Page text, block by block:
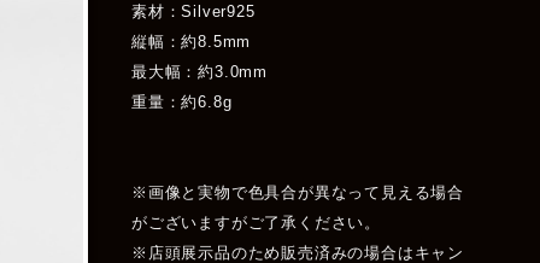
素材：Silver925
縦幅：約8.5mm
最大幅：約3.0mm
重量：約6.8g
※画像と実物で色具合が異なって見える場合
がございますがご了承ください。
※店頭展示品のため販売済みの場合はキャン